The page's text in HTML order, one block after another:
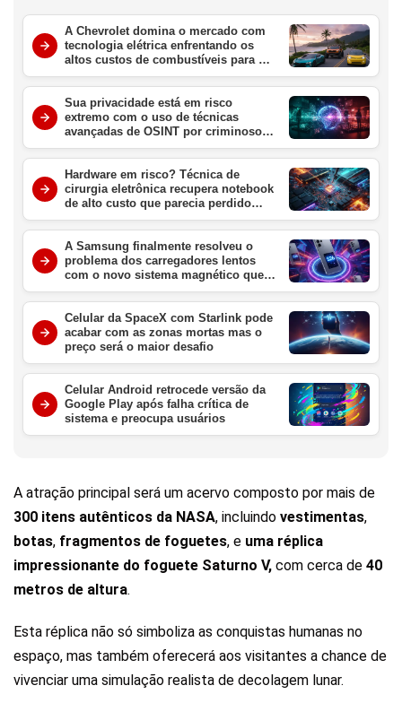
A Chevrolet domina o mercado com
tecnologia elétrica enfrentando os
altos custos de combustíveis para o
consumidor brasileiro
Sua privacidade está em risco
extremo com o uso de técnicas
avançadas de OSINT por criminosos
digitais no Brasil
Hardware em risco? Técnica de
cirurgia eletrônica recupera notebook
de alto custo que parecia perdido
para sempre
A Samsung finalmente resolveu o
problema dos carregadores lentos
com o novo sistema magnético que
promete revolucionar o Galaxy S26
este ano
Celular da SpaceX com Starlink pode
acabar com as zonas mortas mas o
preço será o maior desafio
Celular Android retrocede versão da
Google Play após falha crítica de
sistema e preocupa usuários
A atração principal será um acervo composto por mais de
300 itens autênticos da NASA, incluindo vestimentas,
botas, fragmentos de foguetes, e uma réplica
impressionante do foguete Saturno V, com cerca de 40
metros de altura.
Esta réplica não só simboliza as conquistas humanas no
espaço, mas também oferecerá aos visitantes a chance de
vivenciar uma simulação realista de decolagem lunar.